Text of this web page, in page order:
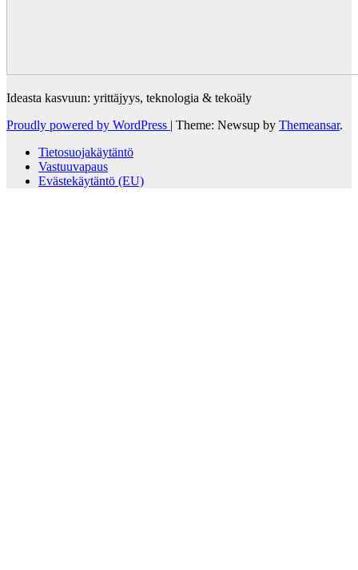
Ideasta kasvuun: yrittäjyys, teknologia & tekoäly
Proudly powered by WordPress | Theme: Newsup by Themeansar.
Tietosuojakäytäntö
Vastuuvapaus
Evästekäytäntö (EU)